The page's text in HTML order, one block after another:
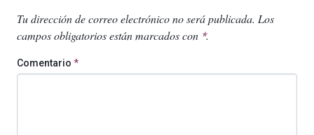
Tu dirección de correo electrónico no será publicada. Los
campos obligatorios están marcados con *.
Comentario *